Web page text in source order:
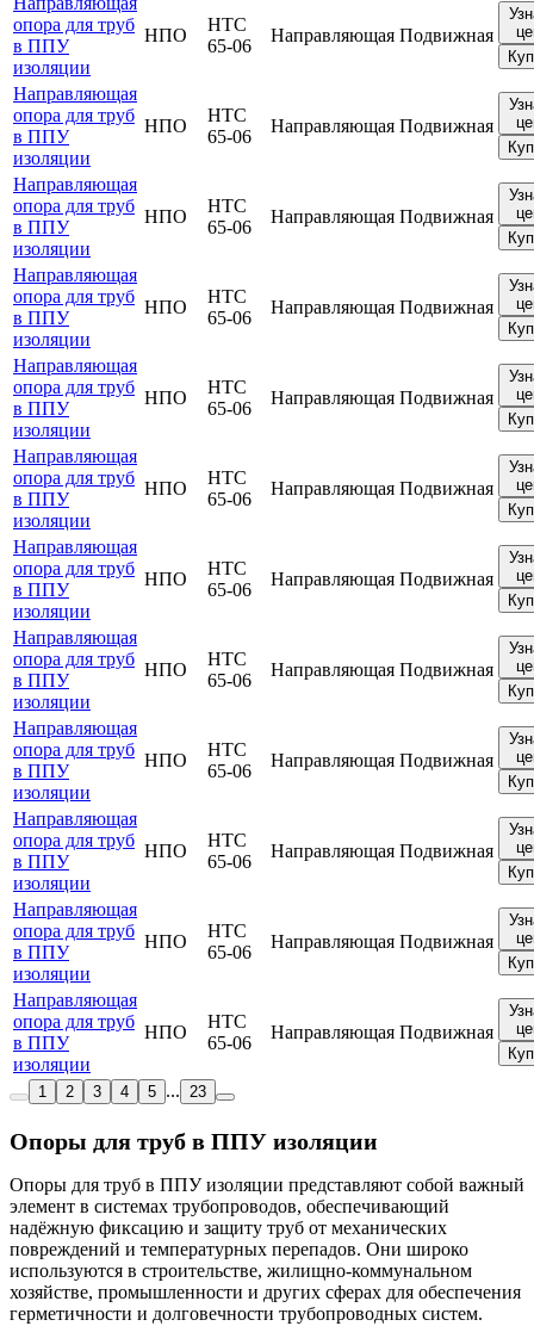
опора для труб
в ППУ
изоляции
НПО
НТС
65-06
Направляющая Подвижная
Направляющая
опора для труб
в ППУ
изоляции
НПО
НТС
65-06
Направляющая Подвижная
Направляющая
опора для труб
в ППУ
изоляции
НПО
НТС
65-06
Направляющая Подвижная
Направляющая
опора для труб
в ППУ
изоляции
НПО
НТС
65-06
Направляющая Подвижная
Направляющая
опора для труб
в ППУ
изоляции
НПО
НТС
65-06
Направляющая Подвижная
Направляющая
опора для труб
в ППУ
изоляции
НПО
НТС
65-06
Направляющая Подвижная
Направляющая
опора для труб
в ППУ
изоляции
НПО
НТС
65-06
Направляющая Подвижная
Направляющая
опора для труб
в ППУ
изоляции
НПО
НТС
65-06
Направляющая Подвижная
Направляющая
опора для труб
в ППУ
изоляции
НПО
НТС
65-06
Направляющая Подвижная
Направляющая
опора для труб
в ППУ
изоляции
НПО
НТС
65-06
Направляющая Подвижная
Направляющая
опора для труб
в ППУ
изоляции
НПО
НТС
65-06
Направляющая Подвижная
Направляющая
опора для труб
в ППУ
изоляции
НПО
НТС
65-06
Направляющая Подвижная
1 2 3 4 5 ... 23
Опоры для труб в ППУ изоляции
Опоры для труб в ППУ изоляции представляют собой важный
элемент в системах трубопроводов, обеспечивающий
надёжную фиксацию и защиту труб от механических
повреждений и температурных перепадов. Они широко
используются в строительстве, жилищно-коммунальном
хозяйстве, промышленности и других сферах для обеспечения
герметичности и долговечности трубопроводных систем.